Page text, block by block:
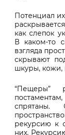
Потенциал
как слепок
В каком-то
взгляда
скрывают
шкуры, кожи,
“Пещеры”
спрятаны.
рекурсию к
них.